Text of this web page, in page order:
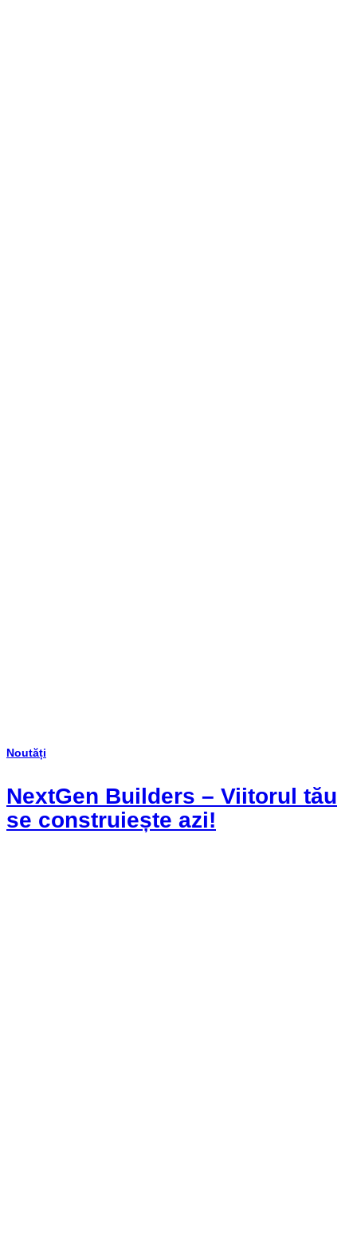
Noutăți
NextGen Builders – Viitorul tău
se construiește azi!